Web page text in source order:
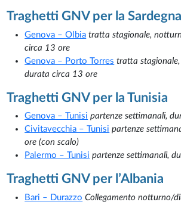
Traghetti GNV per la Sardegna
Genova – Olbia tratta stagionale,
circa 13 ore
Genova – Porto Torres tratta
durata circa 13 ore
Traghetti GNV per la Tunisia
Genova – Tunisi partenze settimanali,
Civitavecchia – Tunisi partenze
ore (con scalo)
Palermo – Tunisi partenze settimanali,
Traghetti GNV per l’Albania
Bari – Durazzo Collegamento notturno/